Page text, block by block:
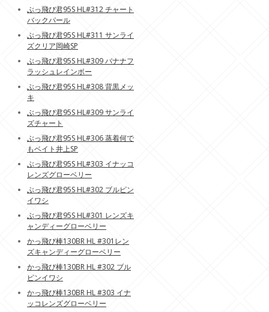
ぶっ飛び君95S HL#312 チャート
バックパール
ぶっ飛び君95S HL#311 サンライ
ズクリア岡崎SP
ぶっ飛び君95S HL#309 バナナフ
ラッシュレインボー
ぶっ飛び君95S HL#308 背黒メッ
キ
ぶっ飛び君95S HL#309 サンライ
ズチャート
ぶっ飛び君95S HL#306 蒸着何で
もベイト井上SP
ぶっ飛び君95S HL#303 イナッコ
レンズグローベリー
ぶっ飛び君95S HL#302 ブルピン
イワシ
ぶっ飛び君95S HL#301 レンズキ
ャンディーグローベリー
かっ飛び棒130BR HL #301レン
ズキャンディーグローベリー
かっ飛び棒130BR HL #302 ブル
ピンイワシ
かっ飛び棒130BR HL #303 イナ
ッコレンズグローベリー